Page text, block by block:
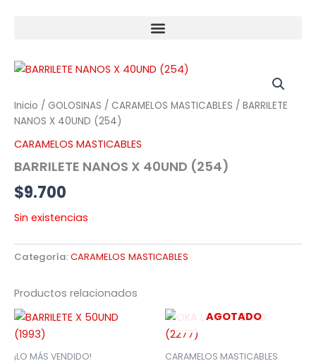
Inicio / GOLOSINAS / CARAMELOS MASTICABLES / BARRILETE
NANOS X 40UND (254)
CARAMELOS MASTICABLES
BARRILETE NANOS X 40UND (254)
$9.700
Sin existencias
Categoría:CARAMELOS MASTICABLES
Productos relacionados
¡LO MÁS VENDIDO!
AGOTADO
CARAMELOS MASTICABLES